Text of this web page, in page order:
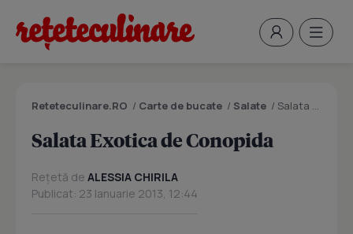
Reteteculinare.RO / Carte de bucate / Salate / Salata Exotica de Conopida
Salata Exotica de Conopida
Rețetă de ALESSIA CHIRILA
Publicat: 23 Ianuarie 2013, 12:44